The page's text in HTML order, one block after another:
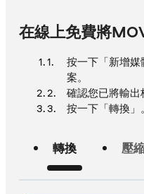
在線上免費將
按一下「新增
案。
確認您已將輸出
按一下「轉換」。
轉換 壓